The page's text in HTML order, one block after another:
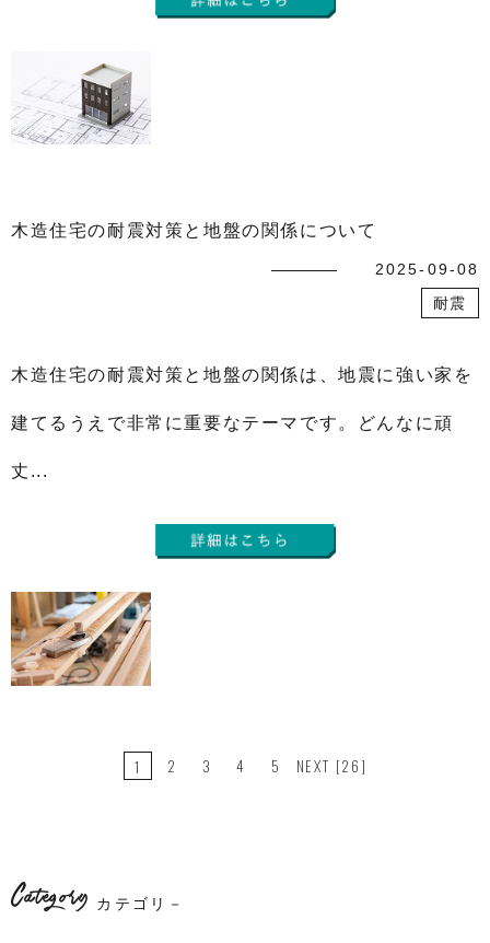
木造住宅の耐震対策と地盤の関係について
2025-09-08
耐震
木造住宅の耐震対策と地盤の関係は、地震に強い家を
建てるうえで非常に重要なテーマです。どんなに頑
丈...
1 2 3 4 5 NEXT [26]
Category カテゴリ－